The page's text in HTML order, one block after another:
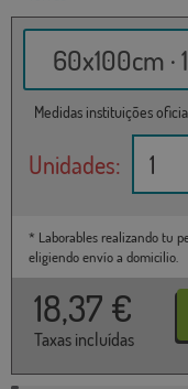
60x100cm ·
Medidas instituições
Unidades:
* Laborables realizando tu
eligiendo envío a domicilio.
18,37 €
Taxas incluídas